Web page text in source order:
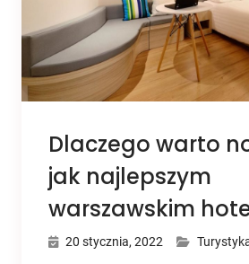
Dlaczego warto
jak najlepszym
warszawskim
20 stycznia, 2022